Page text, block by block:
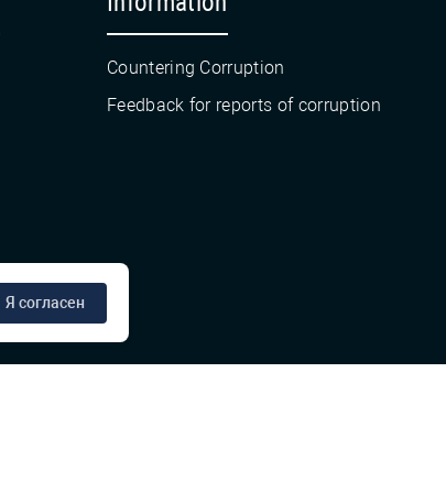
Countering Corruption
Feedback for reports of corruption
Я согласен